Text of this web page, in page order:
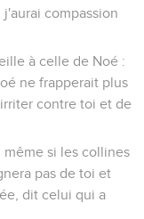
compassion
à celle de Noé :
ne frapperait plus
contre toi et de
si les collines
pas de toi et
dit celui qui a